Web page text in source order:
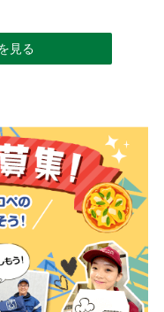
見る